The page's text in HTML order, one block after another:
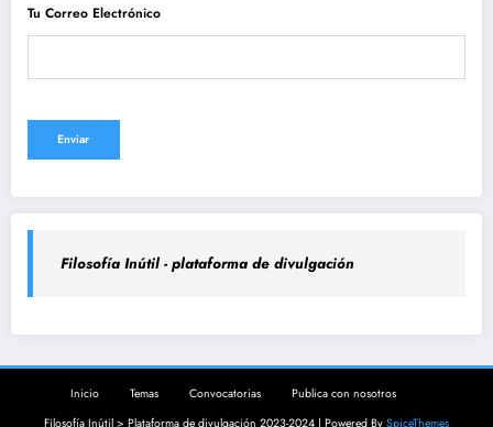
Tu Correo Electrónico
Filosofía Inútil - plataforma de divulgación
Inicio Temas Convocatorias
Publica con nosotros
Filosofía Inútil > Plataforma de divulgación 2023-2024 | Powered By SpiceThemes